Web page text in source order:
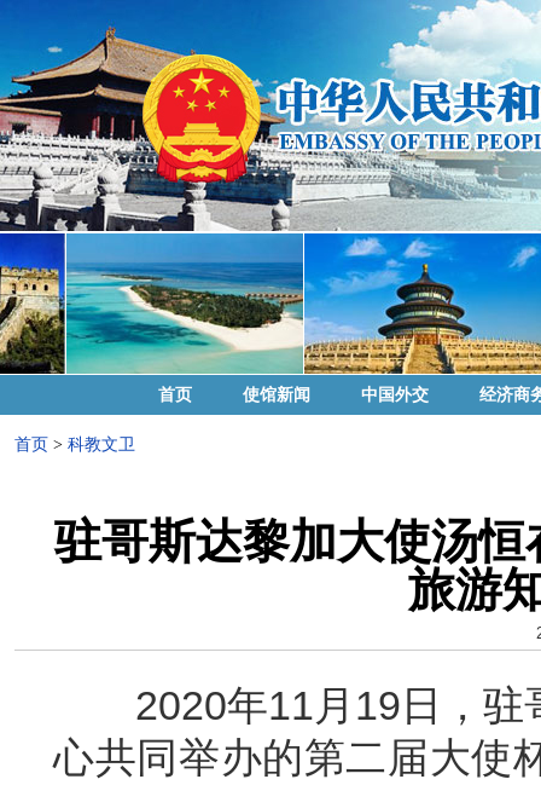
首页 使馆新闻 中国外交 经济商
首页 > 科教文卫
驻哥斯达黎加大使汤
旅游
2020年11月19日，驻
心共同举办的第二届大使